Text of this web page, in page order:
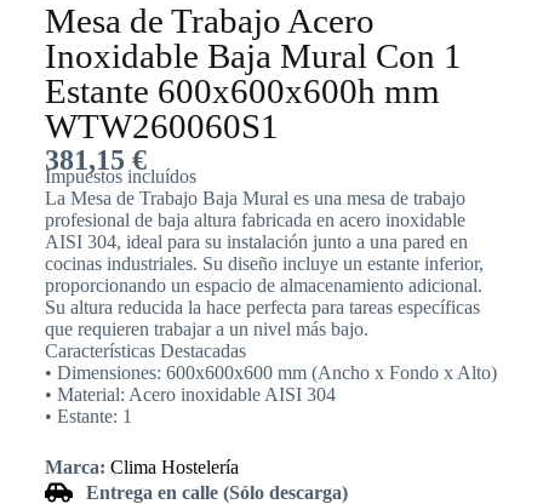
Mesa de Trabajo Acero
Inoxidable Baja Mural Con 1
Estante 600x600x600h mm
WTW260060S1
381,15 €
Impuestos incluídos
La Mesa de Trabajo Baja Mural es una mesa de trabajo
profesional de baja altura fabricada en acero inoxidable
AISI 304, ideal para su instalación junto a una pared en
cocinas industriales. Su diseño incluye un estante inferior,
proporcionando un espacio de almacenamiento adicional.
Su altura reducida la hace perfecta para tareas específicas
que requieren trabajar a un nivel más bajo.
Características Destacadas
• Dimensiones: 600x600x600 mm (Ancho x Fondo x Alto)
• Material: Acero inoxidable AISI 304
• Estante: 1
Marca: Clima Hostelería
Entrega en calle (Sólo descarga)